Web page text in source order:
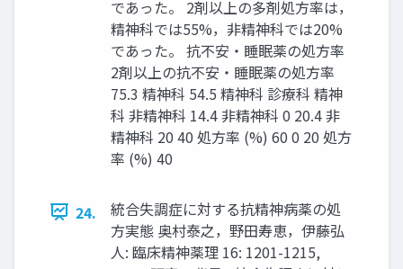
であった。 2剤以上の多剤処方率は，
精神科では55%，非精神科では20%
であった。 抗不安・睡眠薬の処方率
2剤以上の抗不安・睡眠薬の処方率
75.3 精神科 54.5 精神科 診療科 精神
科 非精神科 14.4 非精神科 0 20.4 非
精神科 20 40 処方率 (%) 60 0 20 処方
率 (%) 40
24.
統合失調症に対する抗精神病薬の処
方実態 奥村泰之，野田寿恵，伊藤弘
人: 臨床精神薬理 16: 1201-1215,